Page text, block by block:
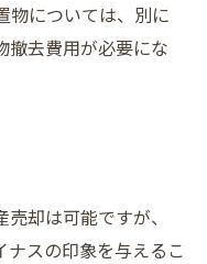
物については、別に
撤去費用が必要にな
却は可能ですが、
スの印象を与えるこ